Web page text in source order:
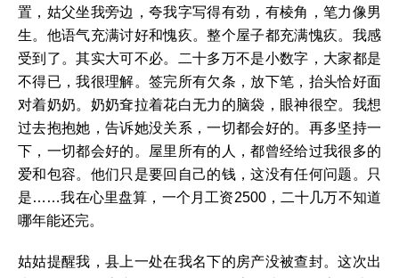
置，姑父坐我旁边，夸我字写得有劲，有棱角，笔力像男
生。他语气充满讨好和愧疚。整个屋子都充满愧疚。我感
受到了。其实大可不必。二十多万不是小数字，大家都是
不得已，我很理解。签完所有欠条，放下笔，抬头恰好面
对着奶奶。奶奶耷拉着花白无力的脑袋，眼神很空。我想
过去抱抱她，告诉她没关系，一切都会好的。再多坚持一
下，一切都会好的。屋里所有的人，都曾经给过我很多的
爱和包容。他们只是要回自己的钱，这没有任何问题。只
是……我在心里盘算，一个月工资2500，二十几万不知道
哪年能还完。
姑姑提醒我，县上一处在我名下的房产没被查封。这次出